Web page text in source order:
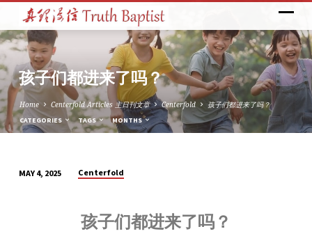
孩子们都进来了吗？
Home Centerfold Articles 主日刊文章 Centerfold 孩子们都进来了吗？
CATEGORIES TAGS MONTHS
MAY 4, 2025 Centerfold
孩子们都进来了吗？